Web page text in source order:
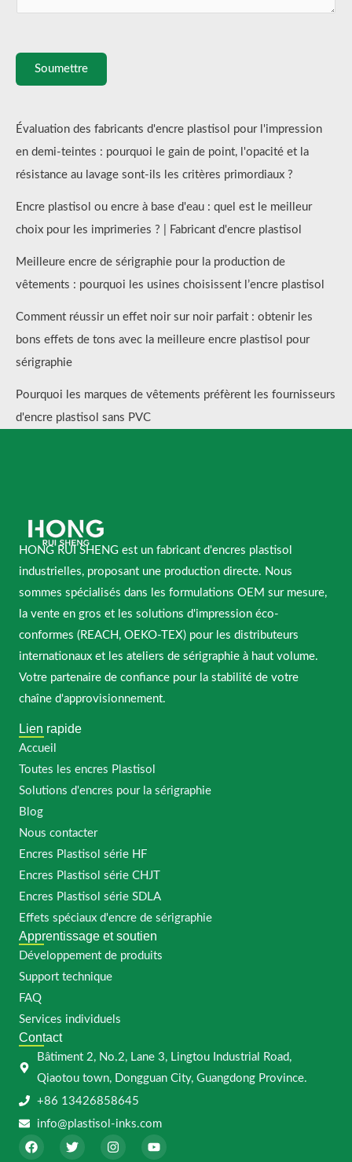
Soumettre
Évaluation des fabricants d'encre plastisol pour l'impression
en demi-teintes : pourquoi le gain de point, l'opacité et la
résistance au lavage sont-ils les critères primordiaux ?
Encre plastisol ou encre à base d'eau : quel est le meilleur
choix pour les imprimeries ? | Fabricant d'encre plastisol
Meilleure encre de sérigraphie pour la production de
vêtements : pourquoi les usines choisissent l’encre plastisol
Comment réussir un effet noir sur noir parfait : obtenir les
bons effets de tons avec la meilleure encre plastisol pour
sérigraphie
Pourquoi les marques de vêtements préfèrent les fournisseurs
d'encre plastisol sans PVC
HONG RUI SHENG est un fabricant d'encres plastisol
industrielles, proposant une production directe. Nous
sommes spécialisés dans les formulations OEM sur mesure,
la vente en gros et les solutions d'impression éco-
conformes (REACH, OEKO-TEX) pour les distributeurs
internationaux et les ateliers de sérigraphie à haut volume.
Votre partenaire de confiance pour la stabilité de votre
chaîne d'approvisionnement.
Lien rapide
Accueil
Toutes les encres Plastisol
Solutions d'encres pour la sérigraphie
Blog
Nous contacter
Encres Plastisol série HF
Encres Plastisol série CHJT
Encres Plastisol série SDLA
Effets spéciaux d'encre de sérigraphie
Apprentissage et soutien
Développement de produits
Support technique
FAQ
Services individuels
Contact
Bâtiment 2, No.2, Lane 3, Lingtou Industrial Road,
Qiaotou town, Dongguan City, Guangdong Province.
+86 13426858645
info@plastisol-inks.com
F
a
T
w
I
n
Y
o